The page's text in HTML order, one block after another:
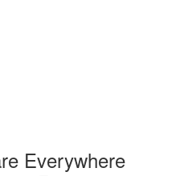
Everywhere